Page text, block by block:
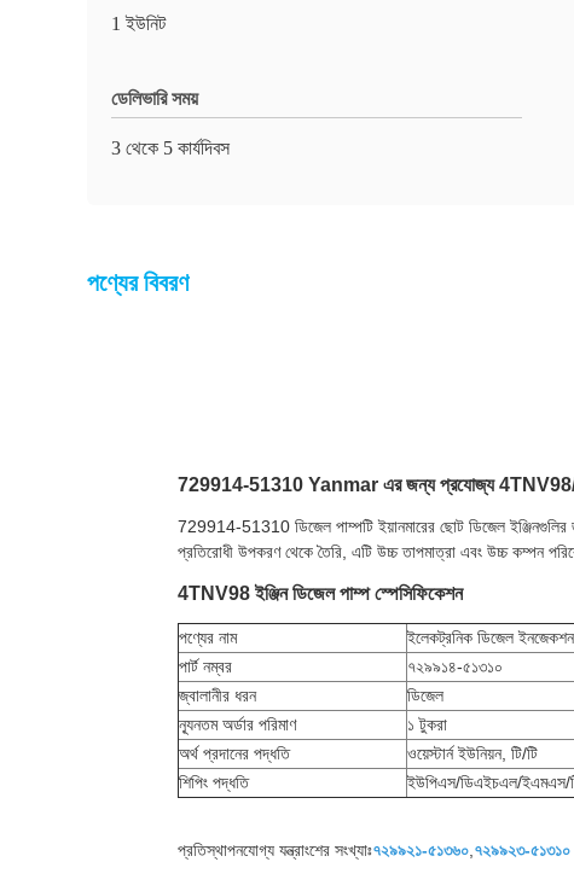
1 ইউনিট
ডেলিভারি সময়
3 থেকে 5 কার্যদিবস
পণ্যের বিবরণ
729914-51310 Yanmar এর জন্য প্রযোজ্য 4TNV98/
729914-51310 ডিজেল পাম্পটি ইয়ানমারের ছোট ডিজেল ইঞ্জিনগুলির
প্রতিরোধী উপকরণ থেকে তৈরি, এটি উচ্চ তাপমাত্রা এবং উচ্চ কম্পন
4TNV98 ইঞ্জিন ডিজেল পাম্প স্পেসিফিকেশন
পণ্যের নাম
ইলেকট্রনিক ডিজেল
পার্ট নম্বর
৭২৯৯১৪-৫১৩১০
জ্বালানীর ধরন
ডিজেল
ন্যূনতম অর্ডার পরিমাণ
১ টুকরা
অর্থ প্রদানের পদ্ধতি
ওয়েস্টার্ন ইউনিয়ন, টি/টি
শিপিং পদ্ধতি
ইউপিএস/ডিএইচএল/ইএমএস/
প্রতিস্থাপনযোগ্য যন্ত্রাংশের সংখ্যাঃ৭২৯৯২১-৫১৩৬০ ৭২৯৯২৩-৫১৩১০